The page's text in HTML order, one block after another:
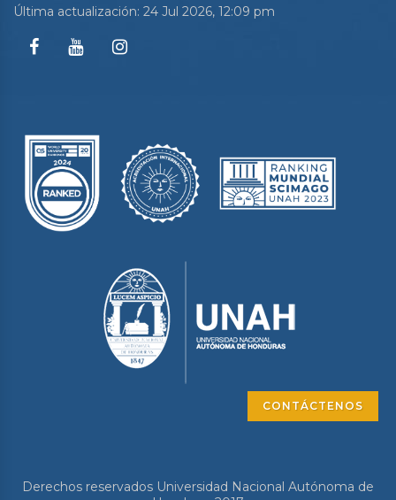
Última actualización: 24 Jul 2026, 12:09 pm
CONTÁCTENOS
Derechos reservados Universidad Nacional Autónoma de